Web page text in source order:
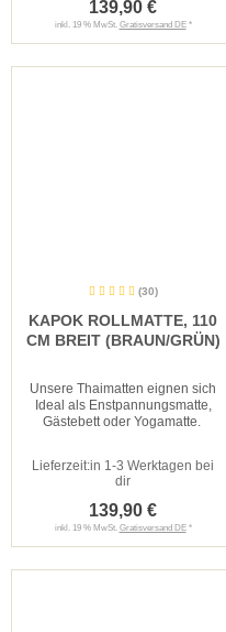
139,90 €
inkl. 19 % MwSt. Gratisversand DE*
(30)
KAPOK ROLLMATTE, 110
CM BREIT (BRAUN/GRÜN)
Unsere Thaimatten eignen sich
Ideal als Enstpannungsmatte,
Gästebett oder Yogamatte.
Lieferzeit:in 1-3 Werktagen bei
dir
139,90 €
inkl. 19 % MwSt. Gratisversand DE*